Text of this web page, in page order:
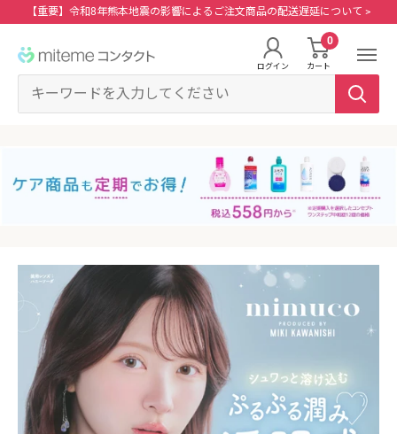
【重要】令和8年熊本地震の影響によるご注文商品の配送遅延について >
miteme
contact
ログイン
0
カート
ログイン・新規会員登録はこちら
クリニックフォアやアプリ「クリフォア」と同じアカウントをご利用いただけま
レンズタイプから探す
乱視用
カラコン
遠近両用
ケア用品
メーカーから探す
ジョンソン・エンド・ジョンソン
クーパービジョン
シード
ボシュロム
PIA